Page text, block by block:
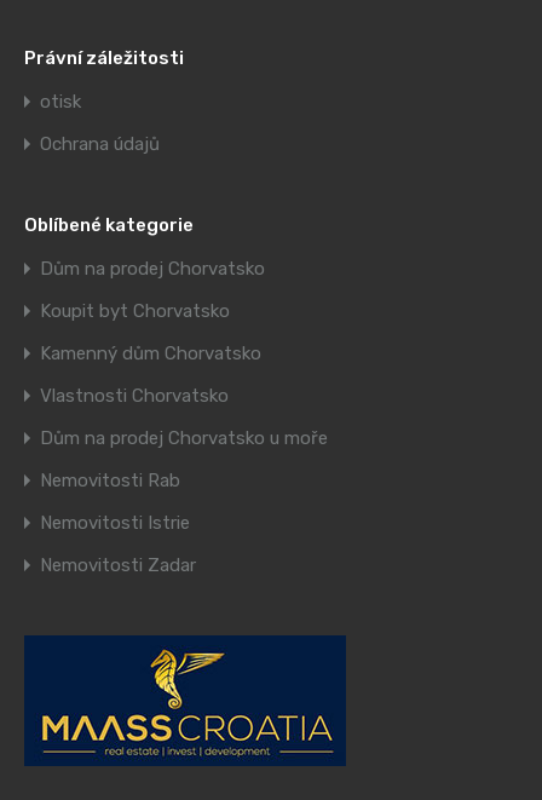
Právní záležitosti
otisk
Ochrana údajů
Oblíbené kategorie
Dům na prodej Chorvatsko
Koupit byt Chorvatsko
Kamenný dům Chorvatsko
Vlastnosti Chorvatsko
Dům na prodej Chorvatsko u moře
Nemovitosti Rab
Nemovitosti Istrie
Nemovitosti Zadar